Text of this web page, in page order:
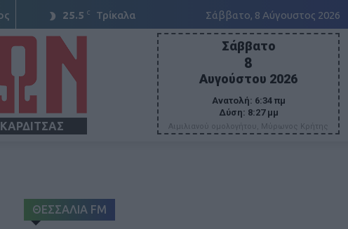
25.5 C Τρίκαλα Σάββατο, 8 Αύγουστος 2026
Σάββατο
8
Αυγούστου 2026
Ανατολή: 6:34 πμ
Δύση: 8:27 μμ
Αιμιλιανού ομολογήτου, Μύρωνος Κρήτης
ΘΕΣΣΑΛΙΑ FM